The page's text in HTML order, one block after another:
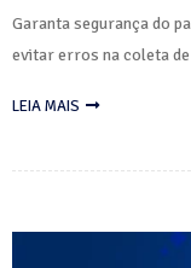
Garanta segurança do
evitar erros na coleta de
LEIA MAIS